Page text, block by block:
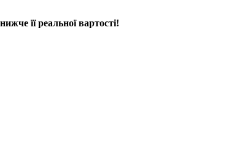
її реальної вартості!